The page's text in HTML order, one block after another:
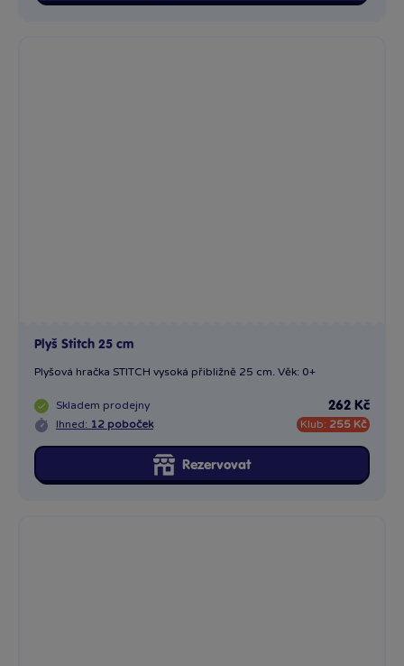
Plyš Stitch 25 cm
Plyšová hračka STITCH vysoká přibližně 25 cm. Věk: 0+
Skladem prodejny
Ihned: 12 poboček
262 Kč
Klub: 255 Kč
Rezervovat